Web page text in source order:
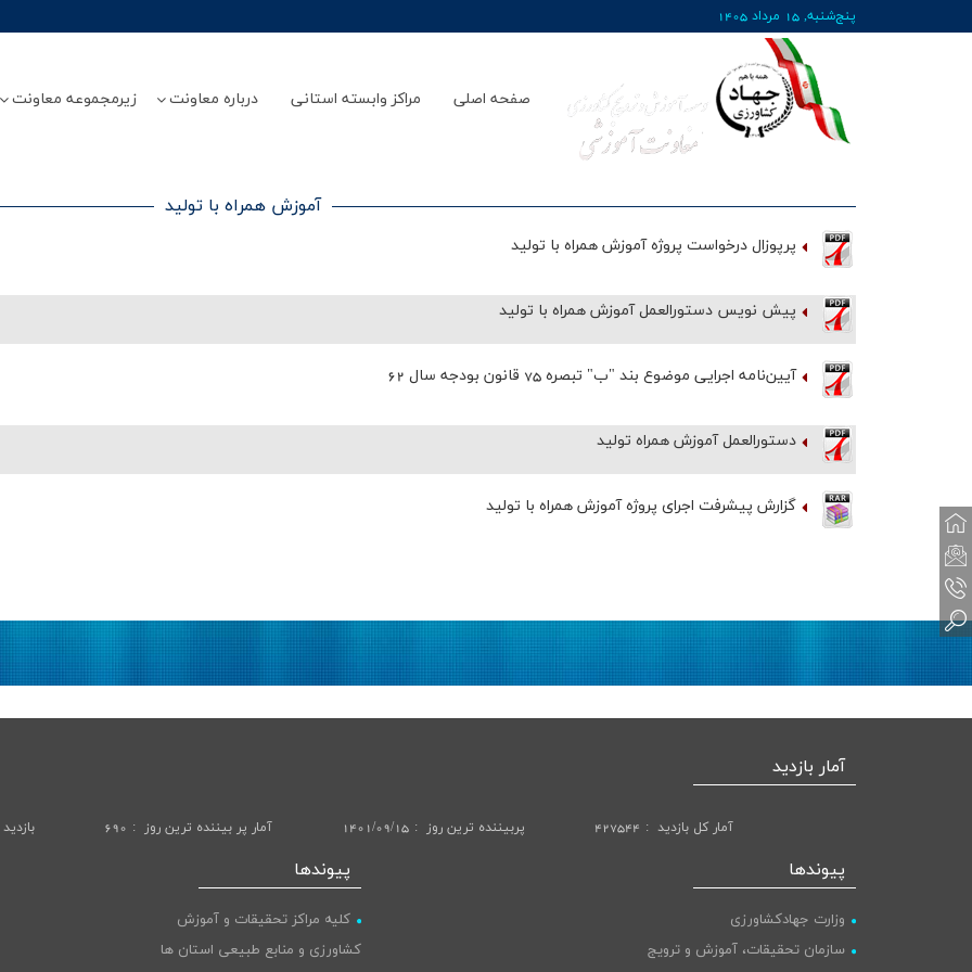
پنج‌شنبه, 15 مرداد 1405
صفحه اصلی مراکز وابسته استانی درباره معاونت زیرمجموعه معاونت
آموزش همراه با تولید
پرپوزال درخواست پروژه آموزش همراه با تولید
پیش نویس دستورالعمل آموزش همراه با تولید
‌آیین‌نامه اجرایی موضوع بند "ب" تبصره 75 قانون بودجه سال 62
دستورالعمل آموزش همراه تولید
گزارش پیشرفت اجرای پروژه آموزش همراه با تولید
آمار بازدید
آمار کل بازدید 427544 پربیننده ترین روز 1401/09/15 آمار پر بيننده ترين روز 690
پیوندها
وزارت جهادکشاورزی
سازمان تحقیقات، آموزش و ترویج
پیوندها
کلیه مراکز تحقیقات و آموزش
کشاورزی و منابع طبیعی استان ها